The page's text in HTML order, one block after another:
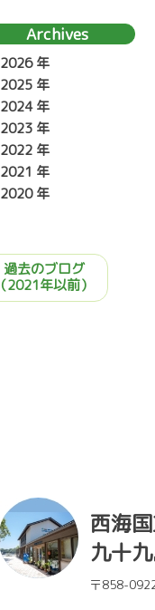
Archives
2026 年
2025 年
2024 年
2023 年
2022 年
2021 年
2020 年
過去のブログ
（2021年以前）
西海
九十
〒858-